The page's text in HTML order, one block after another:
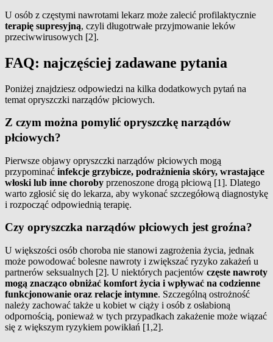
U osób z częstymi nawrotami lekarz może zalecić profilaktycznie
terapię supresyjną, czyli długotrwałe przyjmowanie leków
przeciwwirusowych [2].
FAQ: najczęściej zadawane pytania
Poniżej znajdziesz odpowiedzi na kilka dodatkowych pytań na
temat opryszczki narządów płciowych.
Z czym można pomylić opryszczkę narządów
płciowych?
Pierwsze objawy opryszczki narządów płciowych mogą
przypominać infekcje grzybicze, podrażnienia skóry, wrastające
włoski lub inne choroby przenoszone drogą płciową [1]. Dlatego
warto zgłosić się do lekarza, aby wykonać szczegółową diagnostykę
i rozpocząć odpowiednią terapię.
Czy opryszczka narządów płciowych jest groźna?
U większości osób choroba nie stanowi zagrożenia życia, jednak
może powodować bolesne nawroty i zwiększać ryzyko zakażeń u
partnerów seksualnych [2]. U niektórych pacjentów częste nawroty
mogą znacząco obniżać komfort życia i wpływać na codzienne
funkcjonowanie oraz relacje intymne. Szczególną ostrożność
należy zachować także u kobiet w ciąży i osób z osłabioną
odpornością, ponieważ w tych przypadkach zakażenie może wiązać
się z większym ryzykiem powikłań [1,2].